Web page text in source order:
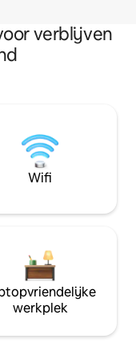
verblijven
Wifi
werkplek